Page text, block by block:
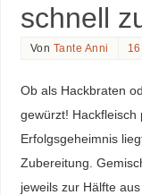
schnell
Von Tante Anni
Ob als Hackbraten
gewürzt! Hackfleisch
Erfolgsgeheimnis
Zubereitung.
jeweils zur Hälfte